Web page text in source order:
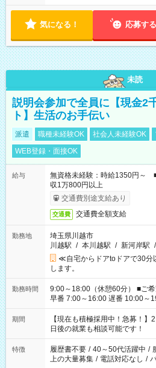
気になる！ 応募する
未読
説明会参加で全員に【現金2
ト】生活のお手伝い
派遣 職種未経験OK 社会人未経験OK
WEB登録・面接OK
給与
無資格未経験：時給1350円
収1万800円以上
交通費別途支給あり
交通費 交通費全額支給
勤務地
埼玉県川越市
川越駅 / 本川越駅 / 新河岸駅 /
≪自宅からドアtoドアで30
します。
勤務時間
9:00～18:00（休憩60分） ■ご希望があれば下記シフトもOK！
早番 7:00～16:00 遅番 10:00～19:00 「家族と休みを
い」 「余裕を持って夕飯の準
たくない」 など、ご希望を教えてくださ
の方へ 今ご覧のお仕事で希望す
の勤務時間。 合計で週40時間
期間
【現在も積極採用中！急募！
日後の就業も相談可能です！
特徴 履歴書不要 / 40～50代活躍中 /
上の大量募集 / 電話対応なし /